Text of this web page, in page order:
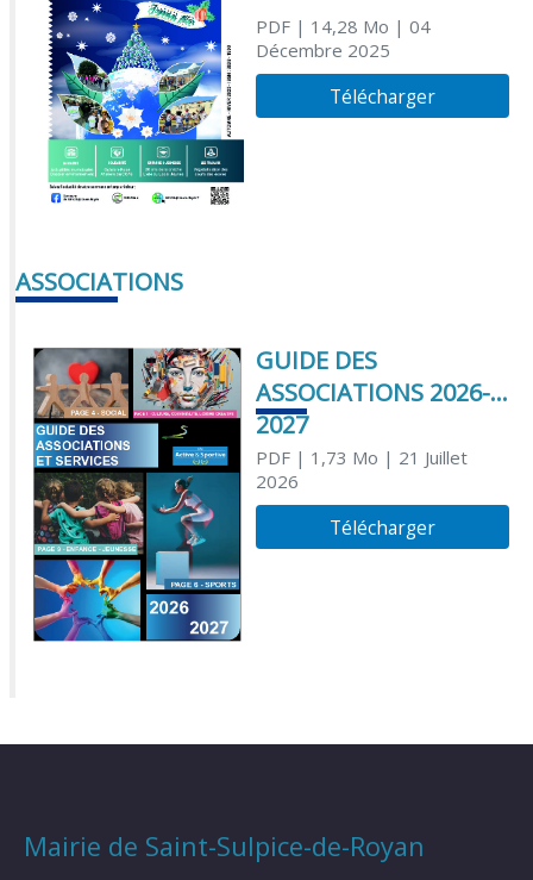
PDF| 14,28 Mo | 04
Décembre 2025
Télécharger
ASSOCIATIONS
GUIDE DES
ASSOCIATIONS 2026-
2027
PDF| 1,73 Mo | 21 Juillet
2026
Télécharger
Mairie de Saint-Sulpice-de-Royan